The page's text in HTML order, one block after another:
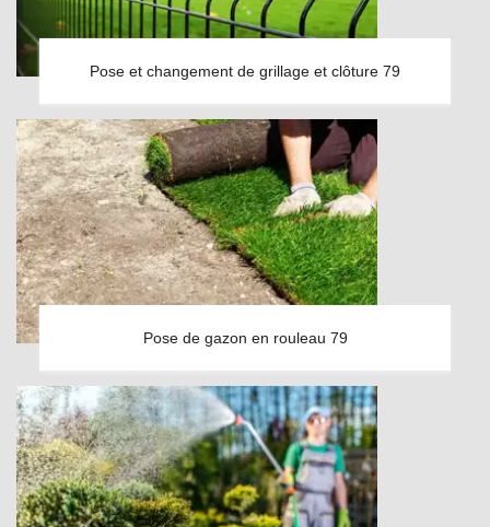
Pose et changement de grillage et clôture 79
Pose de gazon en rouleau 79